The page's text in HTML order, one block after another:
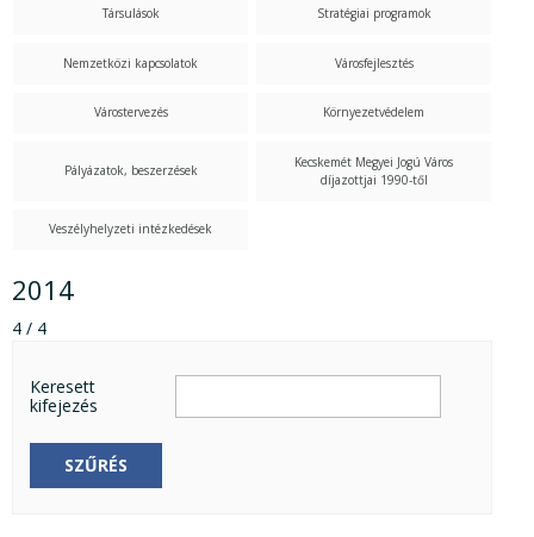
Társulások Stratégiai programok
Nemzetközi kapcsolatok Városfejlesztés
Várostervezés Környezetvédelem
Pályázatok, beszerzések
Kecskemét Megyei Jogú Város
díjazottjai 1990-től
Veszélyhelyzeti intézkedések
2014
4 / 4
Keresett
kifejezés
SZŰRÉS